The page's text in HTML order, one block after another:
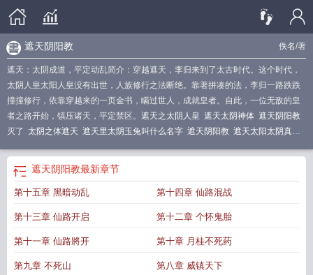
佚名/著
遮天阴阳教
遮天：太阴成道，平定动乱简介：穿越遮天，李归来到了太古时代。这个时代，
太阴人皇太阳人皇没有出世，人族修行之法断绝。靠著拼凑的法，李归一路跌跌
撞撞修行，依靠穿越来的一页金书，瞒过世人，成就皇者。自此，一位无敌的皇
者之路开始，镇压诸天，平定禁区。 遮天之太阴人皇 遮天太阴神体 遮天阴阳教
灭了 太阴之体遮天 遮天里太阴玉兔叫什么名字 遮天阴阳教 遮天太阳太阴真
遮天之太阴人皇传人 遮天中太阴玉兔
法 遮天阴谋
是谁遮天阴间遮天和太阴玉兔 遮天太阴圣皇百度百科太阴遮天什么意思
遮天阴阳教最新章节
第十五章 黑暗动乱 第十四章 仙路混战
第十三章 仙路开启 第十二章 个怀鬼胎
第十一章 仙路將开 第十章 月桂不死药
第九章 不死山 第八章 威镇天下